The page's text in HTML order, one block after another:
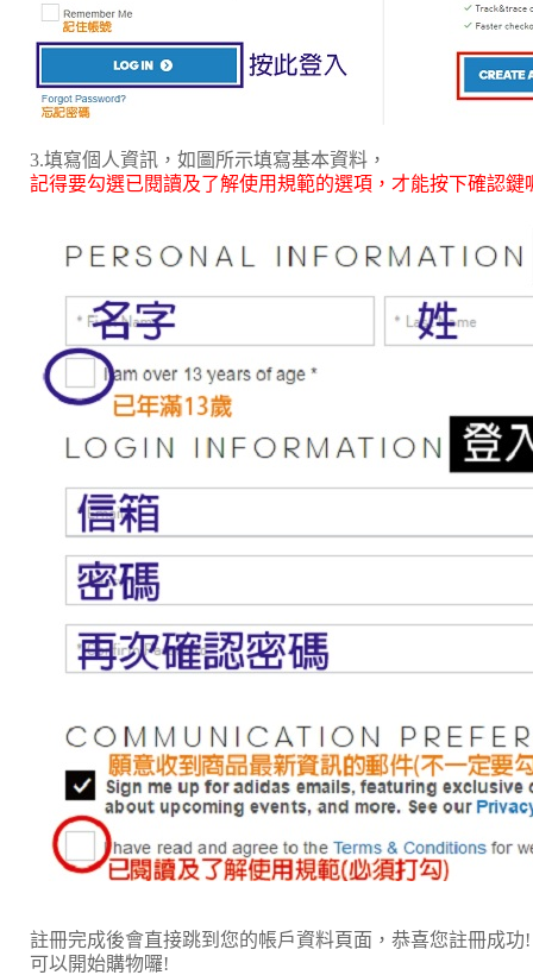
3.填寫個人資訊，如圖所示填寫基本資料，
記得要勾選已閱讀及了解使用規範的選項，才能按下確認
註冊完成後會直接跳到您的帳戶資料頁面，恭喜您註冊成功!
可以開始購物囉!